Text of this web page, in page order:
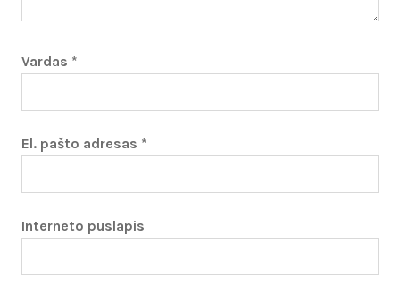
Vardas *
El. pašto adresas *
Interneto puslapis